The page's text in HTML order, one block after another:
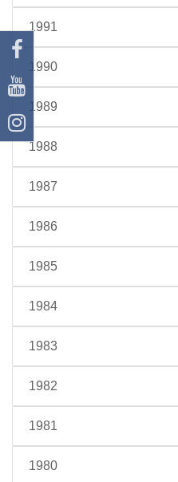
1991
1990
1989
1988
1987
1986
1985
1984
1983
1982
1981
1980